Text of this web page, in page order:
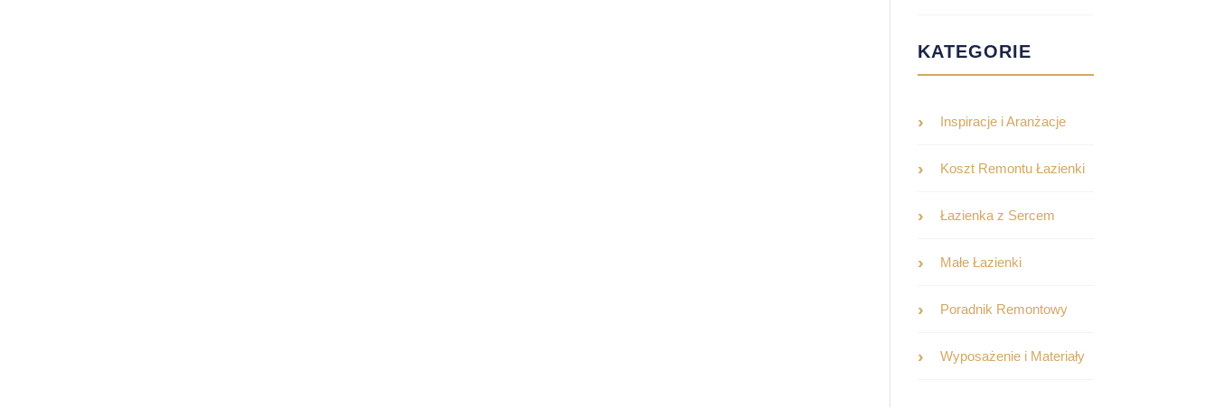
KATEGORIE
Inspiracje i Aranżacje
Koszt Remontu Łazienki
Łazienka z Sercem
Małe Łazienki
Poradnik Remontowy
Wyposażenie i Materiały